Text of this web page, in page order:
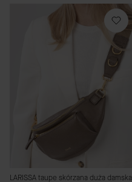
LARISSA taupe skórzana duża damska